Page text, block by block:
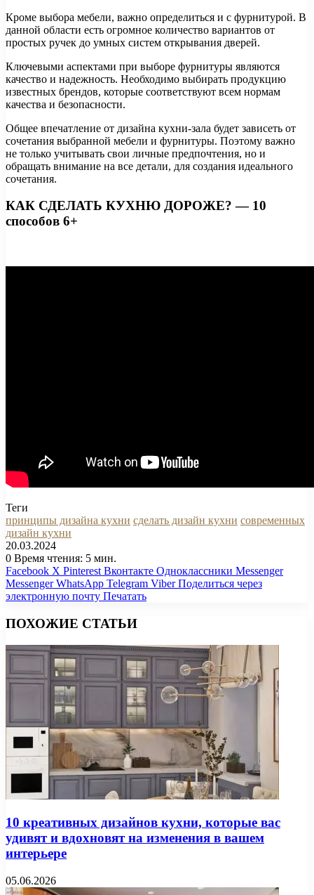
Кроме выбора мебели, важно определиться и с фурнитурой. В
данной области есть огромное количество вариантов от
простых ручек до умных систем открывания дверей.
Ключевыми аспектами при выборе фурнитуры являются
качество и надежность. Необходимо выбирать продукцию
известных брендов, которые соответствуют всем нормам
качества и безопасности.
Общее впечатление от дизайна кухни-зала будет зависеть от
сочетания выбранной мебели и фурнитуры. Поэтому важно
не только учитывать свои личные предпочтения, но и
обращать внимание на все детали, для создания идеального
сочетания.
КАК СДЕЛАТЬ КУХНЮ ДОРОЖЕ? — 10
способов 6+
Теги
принципы дизайна кухни сделать дизайн кухни современных
дизайн кухни
20.03.2024
0 Время чтения: 5 мин.
Facebook X Pinterest Вконтакте Одноклассники Messenger
Messenger WhatsApp Telegram Viber Поделиться через
электронную почту Печатать
ПОХОЖИЕ СТАТЬИ
10 креативных дизайнов кухни, которые вас
удивят и вдохновят на изменения в вашем
интерьере
05.06.2026